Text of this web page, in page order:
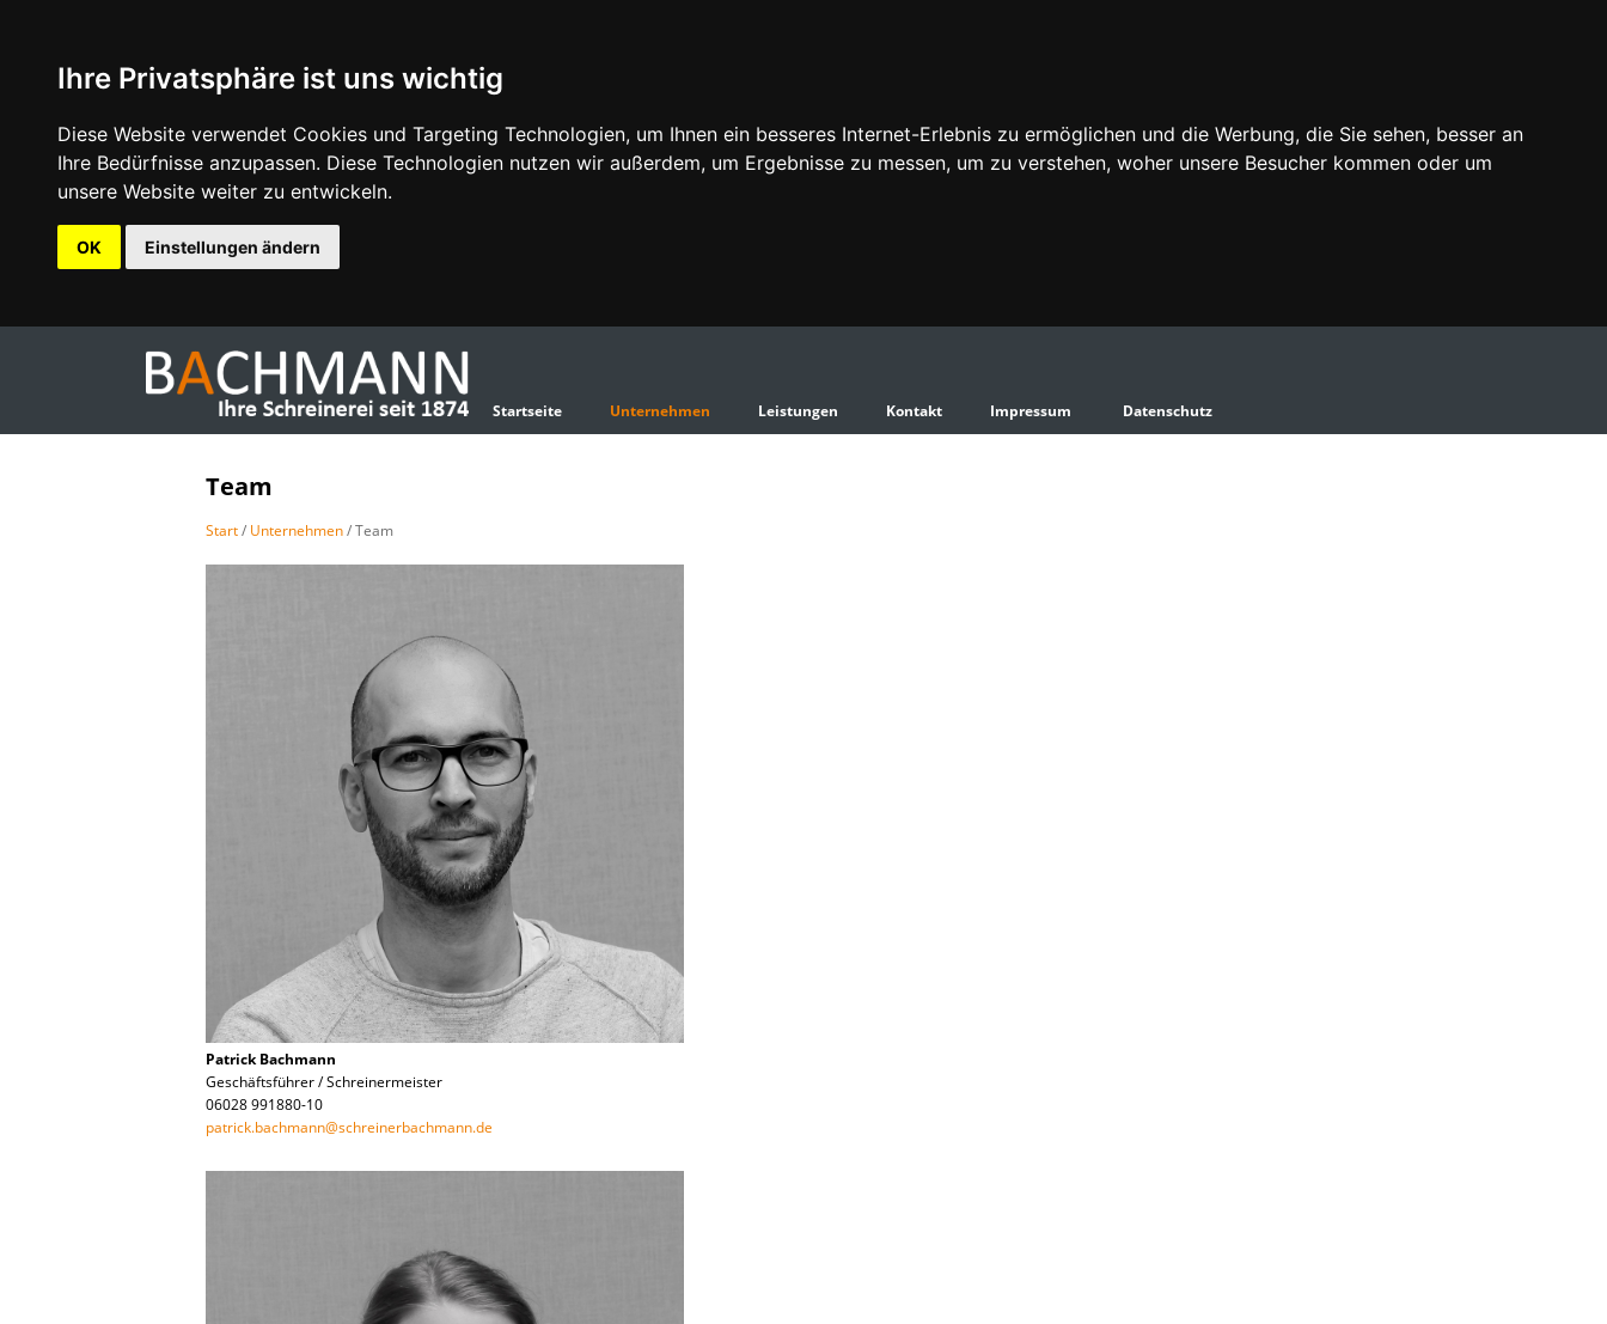
Ihre Privatsphäre ist uns wichtig
Diese Website verwendet Cookies und Targeting Technologien, um Ihnen ein besseres Internet-Erlebnis zu ermöglichen und die Werbung, die Sie sehen, besser an
Ihre Bedürfnisse anzupassen. Diese Technologien nutzen wir außerdem, um Ergebnisse zu messen, um zu verstehen, woher unsere Besucher kommen oder um
unsere Website weiter zu entwickeln.
OK Einstellungen ändern
Startseite Unternehmen Leistungen Kontakt Impressum Datenschutz
Team
Start/ Unternehmen/ Team
Patrick Bachmann
Geschäftsführer / Schreinermeister
06028 991880-10
patrick.bachmann@schreinerbachmann.de